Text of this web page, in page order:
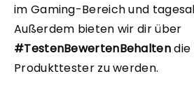
im Gaming-Bereich und
Außerdem bieten wir dir über
#TestenBewertenBehaltendie
Produkttester zu werden.